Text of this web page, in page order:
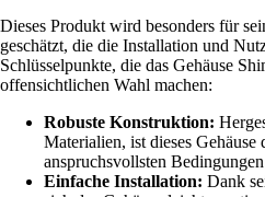
Dieses Produkt wird besonders für
geschätzt, die die Installation und
Schlüsselpunkte, die das Gehäuse
offensichtlichen Wahl machen:
Robuste Konstruktion:
Materialien, ist dieses Gehäuse
anspruchsvollsten
Einfache Installation: Dank